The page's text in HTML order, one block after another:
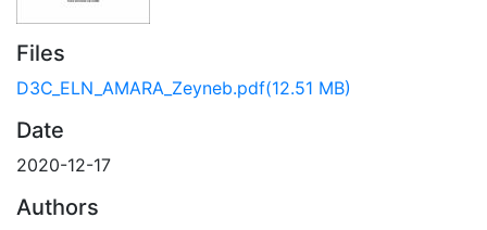
Files
D3C_ELN_AMARA_Zeyneb.pdf(12.51 MB)
Date
2020-12-17
Authors